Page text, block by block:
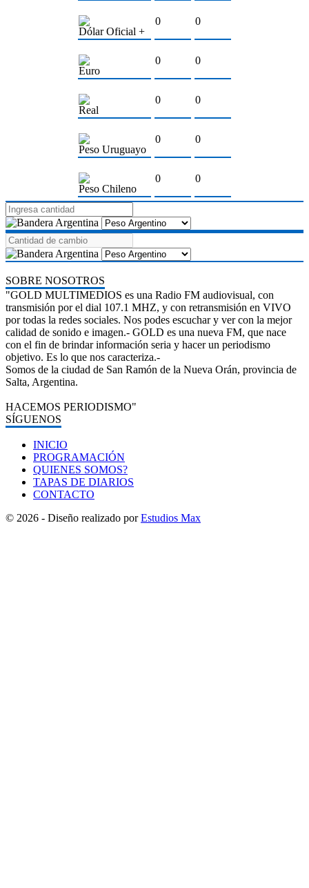
Dólar Oficial +
0 0
Euro
0 0
Real
0 0
Peso Uruguayo
0 0
Peso Chileno
0 0
SOBRE NOSOTROS
"GOLD MULTIMEDIOS es una Radio FM audiovisual, con
transmisión por el dial 107.1 MHZ, y con retransmisión en VIVO
por todas la redes sociales. Nos podes escuchar y ver con la mejor
calidad de sonido e imagen.- GOLD es una nueva FM, que nace
con el fin de brindar información seria y hacer un periodismo
objetivo. Es lo que nos caracteriza.-
Somos de la ciudad de San Ramón de la Nueva Orán, provincia de
Salta, Argentina.
HACEMOS PERIODISMO"
SÍGUENOS
INICIO
PROGRAMACIÓN
QUIENES SOMOS?
TAPAS DE DIARIOS
CONTACTO
© 2026 - Diseño realizado porEstudios Max